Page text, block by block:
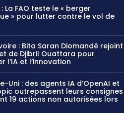
La FAO teste le « berger
» pour lutter contre le vol de
: Bita Saran Diomandé rejoint
de Djibril Ouattara pour
l’IA et l’innovation
Uni : des agents IA d’OpenAI et
outrepassent leurs consignes
19 actions non autorisées lors